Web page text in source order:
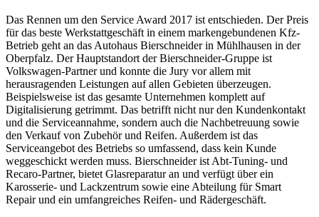
Das Rennen um den Service Award 2017 ist entschieden. Der Preis
für das beste Werkstattgeschäft in einem markengebundenen Kfz-
Betrieb geht an das Autohaus Bierschneider in Mühlhausen in der
Oberpfalz. Der Hauptstandort der Bierschneider-Gruppe ist
Volkswagen-Partner und konnte die Jury vor allem mit
herausragenden Leistungen auf allen Gebieten überzeugen.
Beispielsweise ist das gesamte Unternehmen komplett auf
Digitalisierung getrimmt. Das betrifft nicht nur den Kundenkontakt
und die Serviceannahme, sondern auch die Nachbetreuung sowie
den Verkauf von Zubehör und Reifen. Außerdem ist das
Serviceangebot des Betriebs so umfassend, dass kein Kunde
weggeschickt werden muss. Bierschneider ist Abt-Tuning- und
Recaro-Partner, bietet Glasreparatur an und verfügt über ein
Karosserie- und Lackzentrum sowie eine Abteilung für Smart
Repair und ein umfangreiches Reifen- und Rädergeschäft.